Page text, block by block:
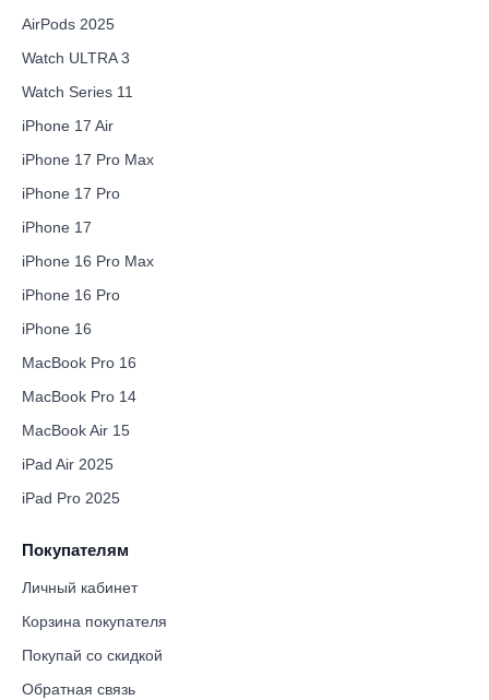
AirPods 2025
Watch ULTRA 3
Watch Series 11
iPhone 17 Air
iPhone 17 Pro Max
iPhone 17 Pro
iPhone 17
iPhone 16 Pro Max
iPhone 16 Pro
iPhone 16
MacBook Pro 16
MacBook Pro 14
MacBook Air 15
iPad Air 2025
iPad Pro 2025
Покупателям
Личный кабинет
Корзина покупателя
Покупай со скидкой
Обратная связь